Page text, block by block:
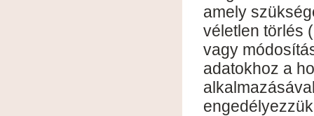
amely
véletlen törlés
vagy
adatokhoz a